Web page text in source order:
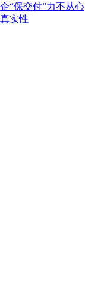
“保交付”力不从心
实性